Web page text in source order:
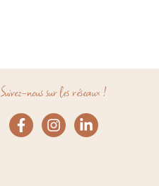
Suivez-nous sur les réseaux !